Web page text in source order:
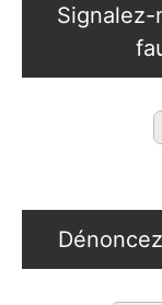
Signalez-